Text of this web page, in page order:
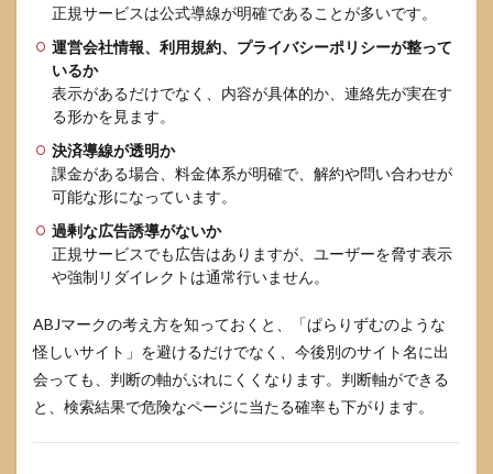
正規サービスは公式導線が明確であることが多いです。
運営会社情報、利用規約、プライバシーポリシーが整って
いるか
表示があるだけでなく、内容が具体的か、連絡先が実在す
る形かを見ます。
決済導線が透明か
課金がある場合、料金体系が明確で、解約や問い合わせが
可能な形になっています。
過剰な広告誘導がないか
正規サービスでも広告はありますが、ユーザーを脅す表示
や強制リダイレクトは通常行いません。
ABJマークの考え方を知っておくと、「ぱらりずむのような
怪しいサイト」を避けるだけでなく、今後別のサイト名に出
会っても、判断の軸がぶれにくくなります。判断軸ができる
と、検索結果で危険なページに当たる確率も下がります。